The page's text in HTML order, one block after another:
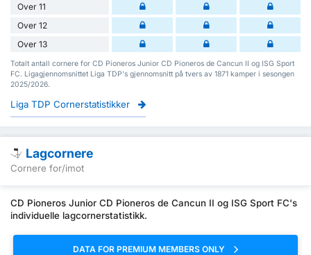
Over 11
Over 12
Over 13
Totalt antall cornere for CD Pioneros Junior CD Pioneros de Cancun II og ISG Sport
FC. Ligagjennomsnittet Liga TDP's gjennomsnitt på tvers av 1871 kamper i sesongen
2025/2026.
Liga TDP Cornerstatistikker
Lagcornere
Cornere for/imot
CD Pioneros Junior CD Pioneros de Cancun II og ISG Sport FC's
individuelle lagcornerstatistikk.
DATA FOR PREMIUM MEMBERS ONLY